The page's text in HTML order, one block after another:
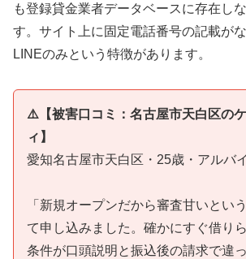
も登録貸金業者データベースに存在し
す。サイト上に固定電話番号の記載が
LINEのみという特徴があります。
⚠️【被害口コミ：名古屋市天白区の
ィ】
愛知名古屋市天白区・25歳・アルバ
「新規オープンだから審査甘いとい
て申し込みました。確かにすぐ借り
条件が口頭説明と振込後の請求で違